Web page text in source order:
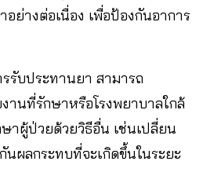
ย่างต่อเนื่อง เพื่อป้องกันอาการ
รับประทานยา สามารถ
านที่รักษาหรือโรงพยาบาลใกล้
าผู้ป่วยด้วยวิธีอื่น เช่นเปลี่ยน
นผลกระทบที่จะเกิดขึ้นในระยะ